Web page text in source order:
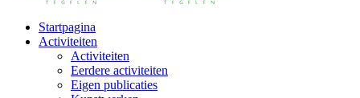
Startpagina
Activiteiten
Activiteiten
Eerdere activiteiten
Eigen publicaties